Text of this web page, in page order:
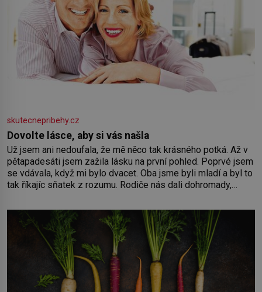
skutecnepribehy.cz
Dovolte lásce, aby si vás našla
Už jsem ani nedoufala, že mě něco tak krásného potká. Až v
pětapadesáti jsem zažila lásku na první pohled. Poprvé jsem
se vdávala, když mi bylo dvacet. Oba jsme byli mladí a byl to
tak říkajíc sňatek z rozumu. Rodiče nás dali dohromady,
oběma moc nesvědčilo, brzy jsme zjistili, že